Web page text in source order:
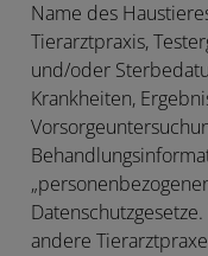
Name des
Tierarztpraxis,
und/oder
Krankheiten,
andere